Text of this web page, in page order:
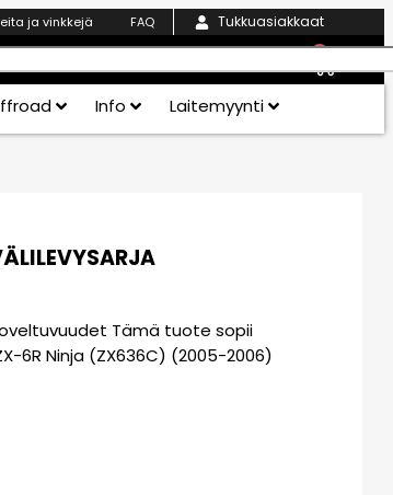
ja vinkkejä FAQ Tukkuasiakkaat
0
Info Laitemyynti
Tämä tuote sopii
6R Ninja (ZX636C) (2005-2006)